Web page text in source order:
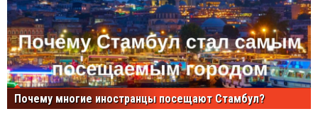
Почему многие иностранцы посещают Стамбул?